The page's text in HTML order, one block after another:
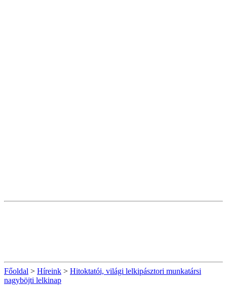
Főoldal > Híreink > Hitoktatói, világi lelkipásztori munkatársi
nagyböjti lelkinap